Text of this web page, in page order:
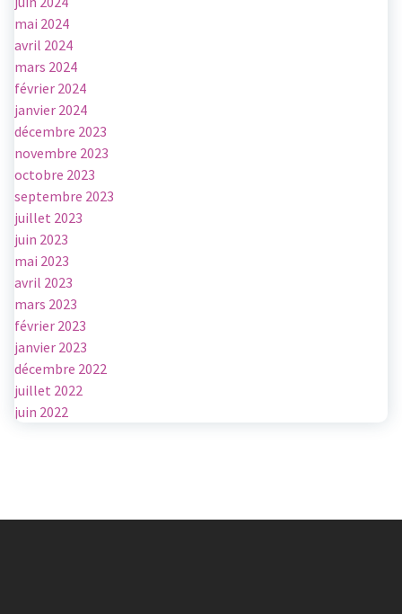
mai 2024
avril 2024
mars 2024
février 2024
janvier 2024
décembre 2023
novembre 2023
octobre 2023
septembre 2023
juillet 2023
juin 2023
mai 2023
avril 2023
mars 2023
février 2023
janvier 2023
décembre 2022
juillet 2022
juin 2022